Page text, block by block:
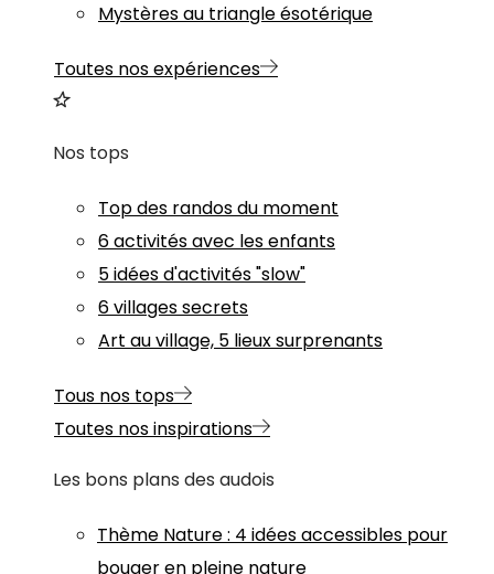
Mystères au triangle ésotérique
Toutes nos expériences
Nos tops
Top des randos du moment
6 activités avec les enfants
5 idées d'activités "slow"
6 villages secrets
Art au village, 5 lieux surprenants
Tous nos tops
Toutes nos inspirations
Les bons plans des audois
Thème Nature: 4 idées accessibles pour
bouger en pleine nature